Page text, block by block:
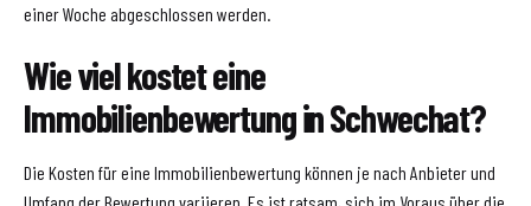
einer Woche abgeschlossen werden.
Wie viel kostet eine
Immobilienbewertung in Schwechat?
Die Kosten für eine Immobilienbewertung können je nach Anbieter und